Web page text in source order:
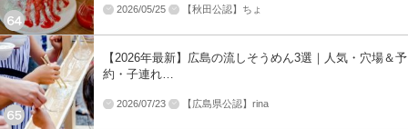
2026/05/25 【秋田公認】ちょ
【2026年最新】広島の流しそうめん3選｜人気・穴場＆予
約・子連れ…
2026/07/23 【広島県公認】rina